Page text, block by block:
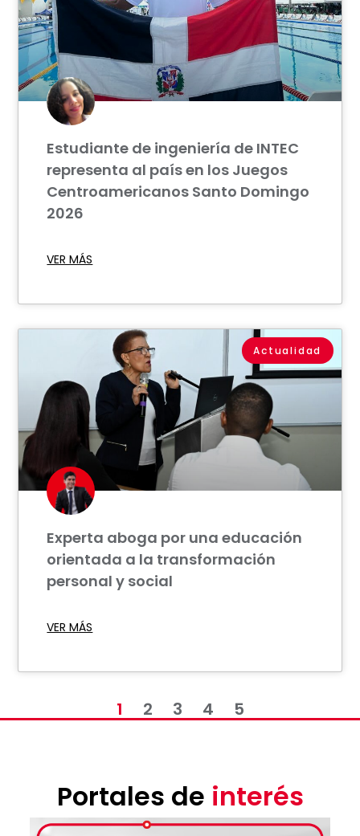
Estudiante de ingeniería de INTEC
representa al país en los Juegos
Centroamericanos Santo Domingo
2026
VER MÁS
Actualidad
Experta aboga por una educación
orientada a la transformación
personal y social
VER MÁS
1 2 3 4 5
Portales de interés